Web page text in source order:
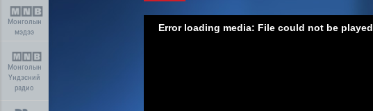
Монголын
мэдээ
Монголын
Үндэсний
радио
Error loading media: File could not be played